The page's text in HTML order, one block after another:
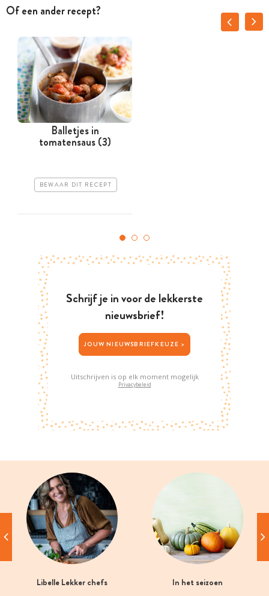
Of een ander recept?
Balletjes in
tomatensaus (3)
BEWAAR DIT RECEPT
Schrijf je in voor de lekkerste
nieuwsbrief!
JOUW NIEUWSBRIEFKEUZE >
Uitschrijven is op elk moment mogelijk
Privacybeleid
Libelle Lekker chefs In het seizoen